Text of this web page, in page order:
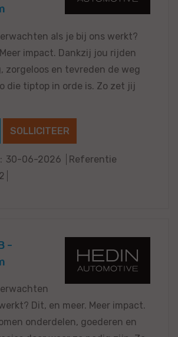
als je bij ons werkt?
impact. Dankzij jou rijden
zorgeloos en tevreden de weg
die tiptop in orde is. Zo zet jij
SOLLICITEER
30-06-2026
Referentie
-
Dit, en meer. Meer impact.
onderdelen, goederen en